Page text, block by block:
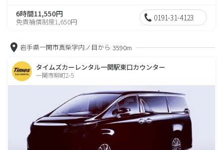
6時間11,550円
免責補償制度1,650円 0191-31-4123
岩手県一関市真柴字内ノ目から 3590m
タイムズカーレンタル一関駅東口カウンター
一関市柳町2-5